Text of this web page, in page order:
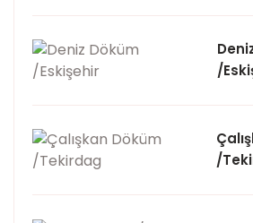
/
/